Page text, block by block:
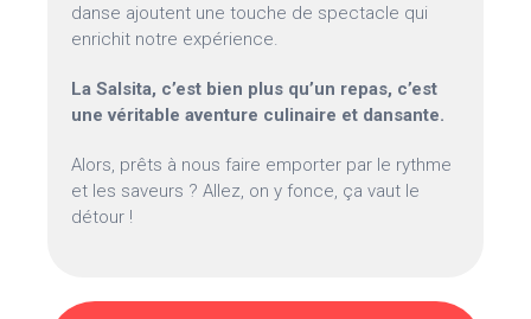
danse ajoutent une touche de spectacle qui
enrichit notre expérience.
La Salsita, c’est bien plus qu’un repas, c’est
une véritable aventure culinaire et dansante.
Alors, prêts à nous faire emporter par le rythme
et les saveurs ? Allez, on y fonce, ça vaut le
détour !